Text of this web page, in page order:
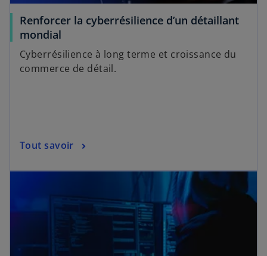
Renforcer la cyberrésilience d’un détaillant
mondial
Cyberrésilience à long terme et croissance du
commerce de détail.
Tout savoir